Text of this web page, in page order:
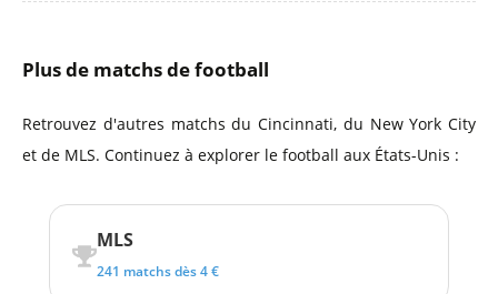
Plus de matchs de football
Retrouvez d'autres matchs du Cincinnati, du New York City
et de MLS. Continuez à explorer le football aux États-Unis :
MLS
241 matchs dès 4 €